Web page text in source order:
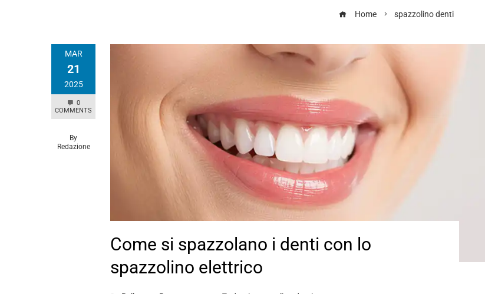
Home spazzolino denti
MAR
21
2025
0
COMMENTS
By
Redazione
Come si spazzolano i denti con lo
spazzolino elettrico